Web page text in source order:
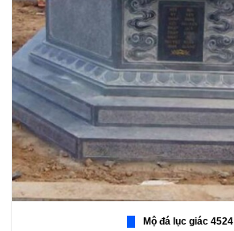
Mộ đá lục giác 4524